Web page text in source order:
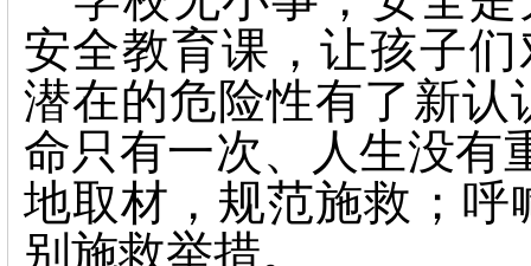
安全教育课，让孩子
潜在的危险性有了新认
命只有一次、人生没有
地取材，规范施救；呼
别施救举措。